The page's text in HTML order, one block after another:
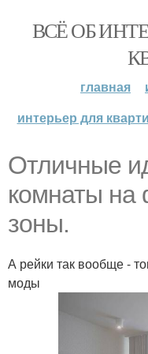
ВСЁ ОБ
главная
интерьер для
Отличные
комнаты на
зоны.
А рейки так вообще -
моды